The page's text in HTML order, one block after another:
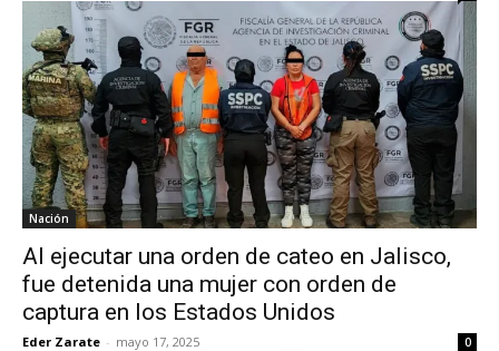
Nación
Al ejecutar una orden de cateo en Jalisco,
fue detenida una mujer con orden de
captura en los Estados Unidos
Eder Zarate - mayo 17, 2025 0